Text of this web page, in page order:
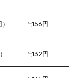
≒156円
≒132円